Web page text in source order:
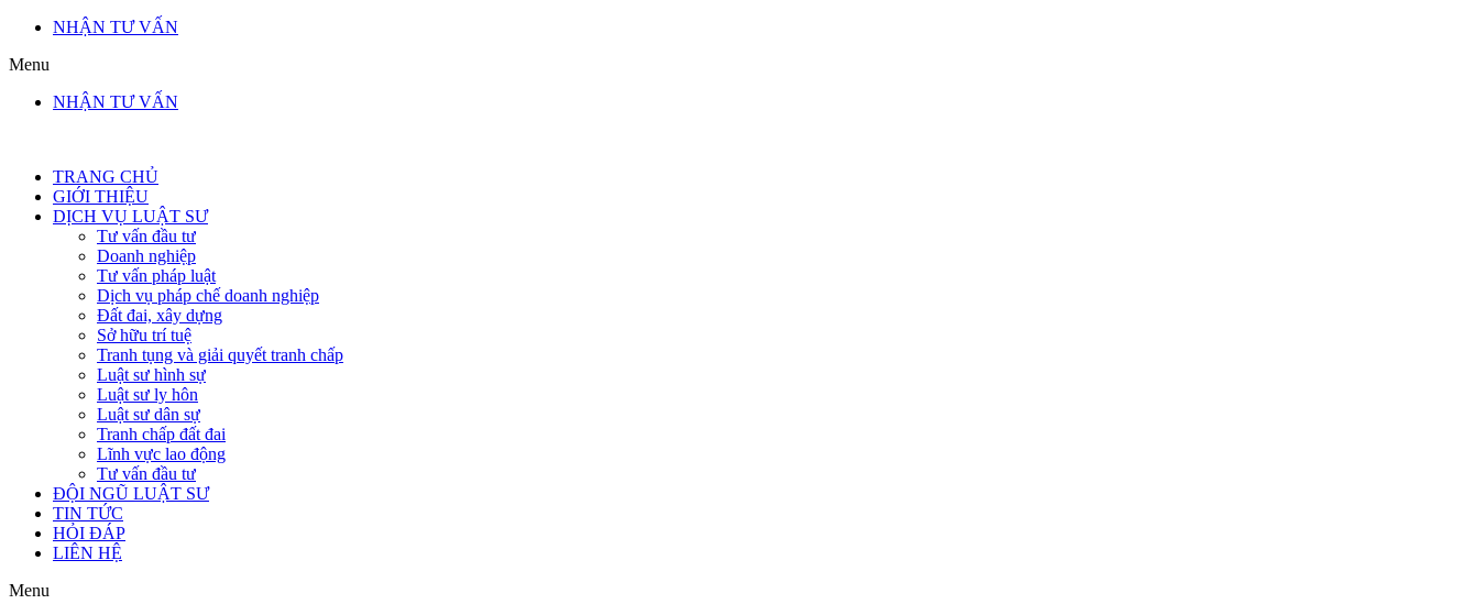
NHẬN TƯ VẤN
Menu
NHẬN TƯ VẤN
TRANG CHỦ
GIỚI THIỆU
DỊCH VỤ LUẬT SƯ
Tư vấn đầu tư
Doanh nghiệp
Tư vấn pháp luật
Dịch vụ pháp chế doanh nghiệp
Đất đai, xây dựng
Sở hữu trí tuệ
Tranh tụng và giải quyết tranh chấp
Luật sư hình sự
Luật sư ly hôn
Luật sư dân sự
Tranh chấp đất đai
Lĩnh vực lao động
Tư vấn đầu tư
ĐỘI NGŨ LUẬT SƯ
TIN TỨC
HỎI ĐÁP
LIÊN HỆ
Menu